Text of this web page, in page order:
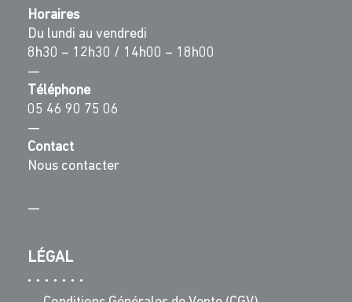
Horaires
Du lundi au vendredi
8h30 – 12h30 / 14h00 – 18h00
—
Téléphone
05 46 90 75 06
—
Contact
Nous contacter
—
LÉGAL